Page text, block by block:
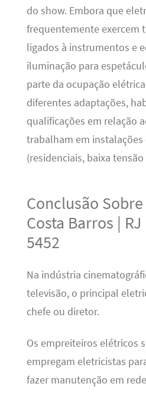
do show. Embora que
frequentemente exercem
ligados à instrumentos e
iluminação para
parte da ocupação
diferentes adaptações,
qualificações em relação
trabalham em instalações
(residenciais, baixa
Conclusão
Costa Barros |
5452
Na indústria
televisão, o principal
chefe ou diretor.
Os empreiteiros elétricos
empregam eletricistas
fazer manutenção em